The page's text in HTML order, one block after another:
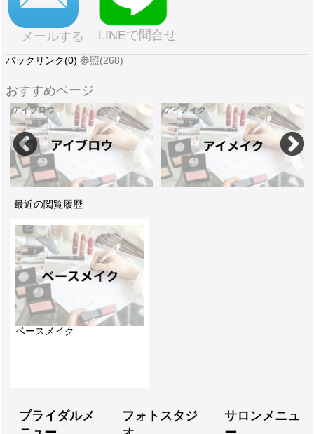
メールする LINEで問合せ
バックリンク(0) 参照(268)
おすすめページ
アイブロウ アイメイク
最近の閲覧履歴
ベースメイク
ブライダルメ
フォトスタジ
サロンメニュ